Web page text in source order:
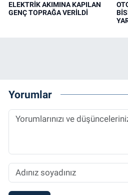
ELEKTRİK AKIMINA KAPILAN
GENÇ TOPRAĞA VERİLDİ
Yorumlar